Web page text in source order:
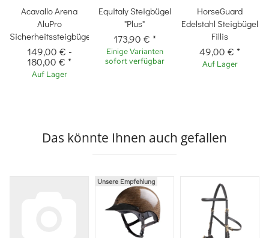
Acavallo Arena
AluPro
Sicherheitssteigbügel
149,00 € -
180,00 € *
Auf Lager
Equitaly Steigbügel
"Plus"
173,90 € *
Einige Varianten
sofort verfügbar
HorseGuard
Edelstahl Steigbügel
Fillis
49,00 € *
Auf Lager
Das könnte Ihnen auch gefallen
Unsere Empfehlung